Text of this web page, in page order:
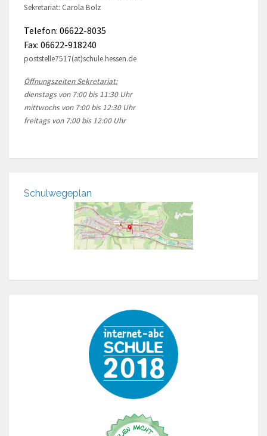
Sekretariat: Carola Bolz
Telefon: 06622-8035
Fax: 06622-918240
poststelle7517(at)schule.hessen.de
Öffnungszeiten Sekretariat:
dienstags von 7:00 bis 11:30 Uhr
mittwochs von 7:00 bis 12:30 Uhr
freitags von 7:00 bis 12:00 Uhr
Schulwegeplan